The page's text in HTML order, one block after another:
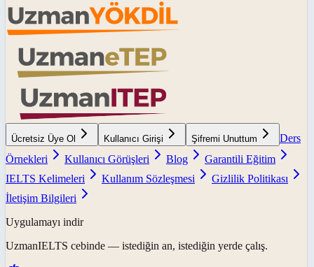
Ücretsiz Üye Ol Kullanıcı Girişi Şifremi Unuttum
Ders
Örnekleri
Kullanıcı Görüşleri Blog
Garantili Eğitim
IELTS Kelimeleri
Kullanım Sözleşmesi
Gizlilik Politikası
İletişim Bilgileri
Uygulamayı indir
UzmanIELTS cebinde — istediğin an, istediğin yerde çalış.